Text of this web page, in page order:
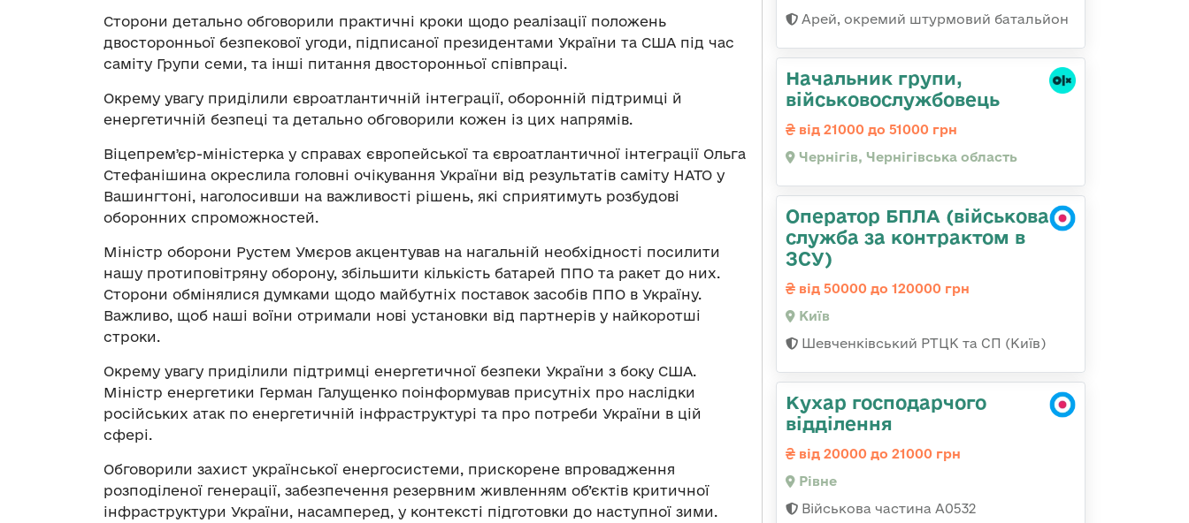
Сторони детально обговорили практичні кроки щодо реалізації положень
двосторонньої безпекової угоди, підписаної президентами України та США під час
саміту Групи семи, та інші питання двосторонньої співпраці.
Окрему увагу приділили євроатлантичній інтеграції, оборонній підтримці й
енергетичній безпеці та детально обговорили кожен із цих напрямів.
Віцепремʼєр-міністерка у справах європейської та євроатлантичної інтеграції Ольга
Стефанішина окреслила головні очікування України від результатів саміту НАТО у
Вашингтоні, наголосивши на важливості рішень, які сприятимуть розбудові
оборонних спроможностей.
Міністр оборони Рустем Умєров акцентував на нагальній необхідності посилити
нашу протиповітряну оборону, збільшити кількість батарей ППО та ракет до них.
Сторони обмінялися думками щодо майбутніх поставок засобів ППО в Україну.
Важливо, щоб наші воїни отримали нові установки від партнерів у найкоротші
строки.
Окрему увагу приділили підтримці енергетичної безпеки України з боку США.
Міністр енергетики Герман Галущенко поінформував присутніх про наслідки
російських атак по енергетичній інфраструктурі та про потреби України в цій
сфері.
Обговорили захист української енергосистеми, прискорене впровадження
розподіленої генерації, забезпечення резервним живленням об’єктів критичної
інфраструктури України, насамперед, у контексті підготовки до наступної зими.
Арей, окремий штурмовий батальйон
Начальник групи,
військовослужбовець
від 21000 до 51000 грн
Чернігів, Чернігівська область
Оператор БПЛА (військова
служба за контрактом в
ЗСУ)
від 50000 до 120000 грн
Київ
Шевченківський РТЦК та СП (Київ)
Кухар господарчого
відділення
від 20000 до 21000 грн
Рівне
Військова частина А0532